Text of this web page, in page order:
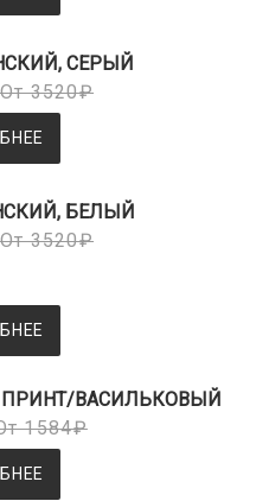
СЕРЫЙ
От 3520₽
БЕЛЫЙ
От 3520₽
ПРИНТ/ВАСИЛЬКОВЫЙ
1584₽